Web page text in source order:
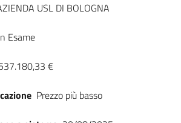
USL DI BOLOGNA
Esame
€
Prezzo più basso